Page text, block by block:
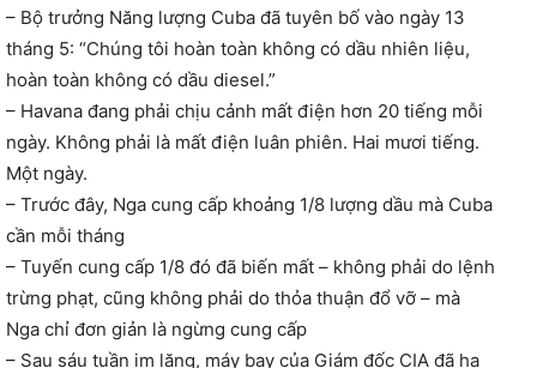
– Bộ trưởng Năng lượng Cuba đã tuyên bố vào ngày 13
tháng 5: “Chúng tôi hoàn toàn không có dầu nhiên liệu,
hoàn toàn không có dầu diesel.”
– Havana đang phải chịu cảnh mất điện hơn 20 tiếng mỗi
ngày. Không phải là mất điện luân phiên. Hai mươi tiếng.
Một ngày.
– Trước đây, Nga cung cấp khoảng 1/8 lượng dầu mà Cuba
cần mỗi tháng
– Tuyến cung cấp 1/8 đó đã biến mất – không phải do lệnh
trừng phạt, cũng không phải do thỏa thuận đổ vỡ – mà
Nga chỉ đơn giản là ngừng cung cấp
– Sau sáu tuần im lặng, máy bay của Giám đốc CIA đã hạ